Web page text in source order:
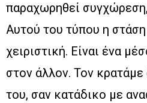
παραχωρηθεί
Αυτού του τύπου η
χειριστική. Είναι ένα
στον άλλον. Τον
του, σαν κατάδικο με